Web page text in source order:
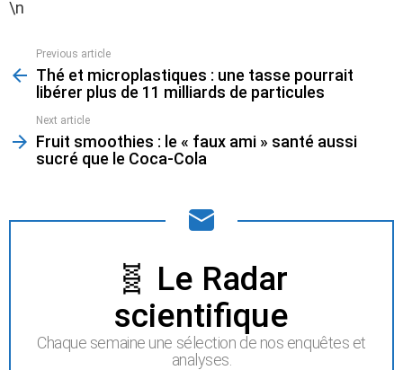
\n
more
Previous article
Thé et microplastiques : une tasse pourrait
libérer plus de 11 milliards de particules
Next article
Fruit smoothies : le « faux ami » santé aussi
sucré que le Coca-Cola
NEWSLETTER🧬 Le Radar
scientifique
Chaque semaine une sélection de nos enquêtes et
analyses.